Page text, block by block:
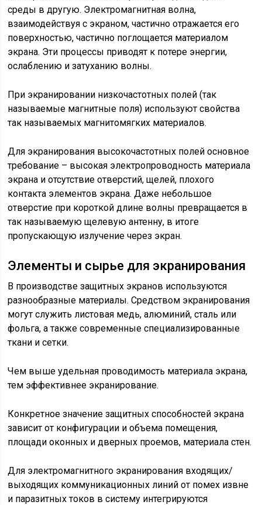
среды в другую. Электромагнитная волна,
взаимодействуя с экраном, частично отражается его
поверхностью, частично поглощается материалом
экрана. Эти процессы приводят к потере энергии,
ослаблению и затуханию волны.
При экранировании низкочастотных полей (так
называемые магнитные поля) используют свойства
так называемых магнитомягких материалов.
Для экранирования высокочастотных полей основное
требование – высокая электропроводность материала
экрана и отсутствие отверстий, щелей, плохого
контакта элементов экрана. Даже небольшое
отверстие при короткой длине волны превращается в
так называемую щелевую антенну, в итоге
пропускающую излучение через экран.
Элементы и сырье для экранирования
В производстве защитных экранов используются
разнообразные материалы. Средством экранирования
могут служить листовая медь, алюминий, сталь или
фольга, а также современные специализированные
ткани и сетки.
Чем выше удельная проводимость материала экрана,
тем эффективнее экранирование.
Конкретное значение защитных способностей экрана
зависит от конфигурации и объема помещения,
площади оконных и дверных проемов, материала стен.
Для электромагнитного экранирования входящих/
выходящих коммуникационных линий от помех извне
и паразитных токов в систему интегрируются